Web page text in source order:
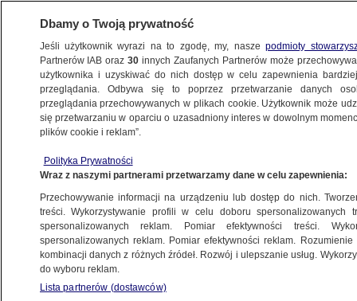
BIZNES
Z KRAJU
dla konsumentów
1.05.2019, 08:55
Udostępnij
Dbamy o Twoją prywatność
Jeśli użytkownik wyrazi na to zgodę, my, naszepodmioty
Partnerów IAB oraz30 innych Zaufanych Partnerów może
użytkownika i uzyskiwać do nich dostęp w celu zapewnienia
przeglądania. Odbywa się to poprzez przetwarzanie danych
przeglądania przechowywanych w plikach cookie. Użytkownik może
się przetwarzaniu w oparciu o uzasadniony interes w dowolnym
plików cookie i reklam”.
Polityka Prywatności
Wraz z naszymi partnerami przetwarzamy dane w celu zapewnienia:
Przechowywanie informacji na urządzeniu lub dostęp do nich.
treści. Wykorzystywanie profili w celu doboru spersonalizowanych
spersonalizowanych reklam. Pomiar efektywności treści.
spersonalizowanych reklam. Pomiar efektywności reklam.
kombinacji danych z różnych źródeł. Rozwój i ulepszanie usług.
do wyboru reklam.
Lista partnerów (dostawców)